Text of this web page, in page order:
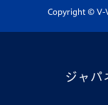
ホームタウン活
Copyright © V-
ジャパ